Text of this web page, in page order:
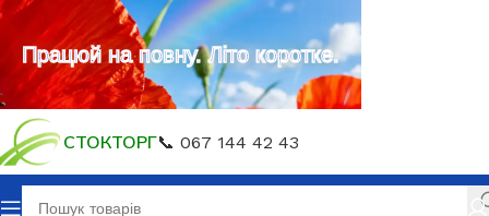
СТОКТОРГ📞 067 144 42 43
Працюй на повну. Літо коротке.